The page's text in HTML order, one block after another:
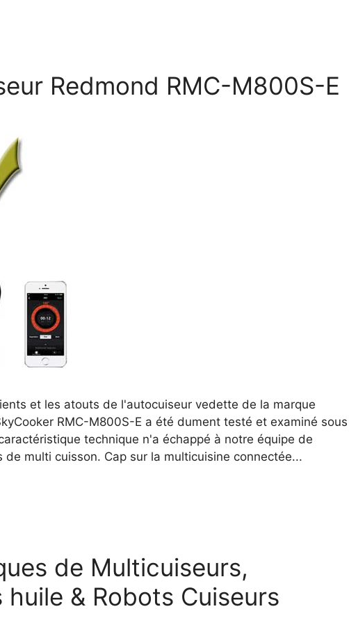
Redmond RMC-M800S-E
et les atouts de l'autocuiseur vedette de la marque
RMC-M800S-E a été dument testé et examiné sous
technique n'a échappé à notre équipe de
multi cuisson. Cap sur la multicuisine connectée...
de Multicuiseurs,
huile & Robots Cuiseurs